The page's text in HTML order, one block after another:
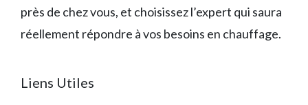
près de chez vous, et choisissez l’expert qui saura
réellement répondre à vos besoins en chauffage.
Liens Utiles